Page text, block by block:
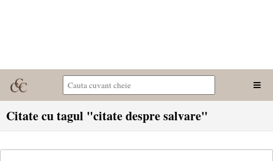
Citate cu tagul "citate despre salvare"